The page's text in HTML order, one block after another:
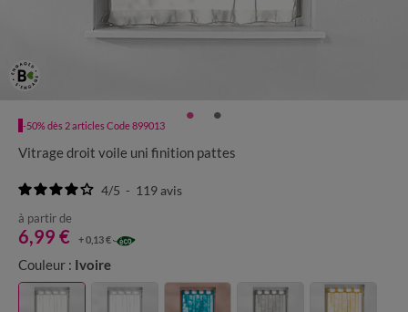
-50% dès 2 articles Code 899013
Vitrage droit voile uni finition pattes
4/5 - 119avis
à partir de
6,99 € + 0,13 €
Couleur : Ivoire